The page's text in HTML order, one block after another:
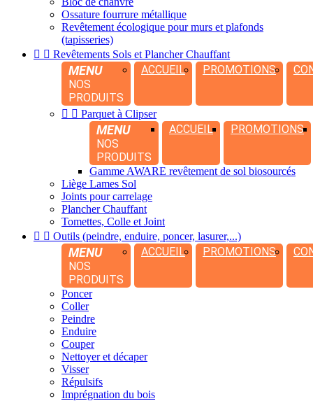
Ossature fourrure métallique
Revêtement écologique pour murs et plafonds
(tapisseries)
  Revêtements Sols et Plancher Chauffant
MENU
NOS
PRODUITS
ACCUEIL PROMOTIONS
  Parquet à Clipser
MENU
NOS
PRODUITS
ACCUEIL PROMOTIONS
Gamme AWARE revêtement de sol biosourcés
Liège Lames Sol
Joints pour carrelage
Plancher Chauffant
Tomettes, Colle et Joint
  Outils (peindre, enduire, poncer, lasurer,...)
MENU
NOS
PRODUITS
ACCUEIL PROMOTIONS
Poncer
Coller
Peindre
Enduire
Couper
Nettoyer et décaper
Visser
Répulsifs
Imprégnation du bois